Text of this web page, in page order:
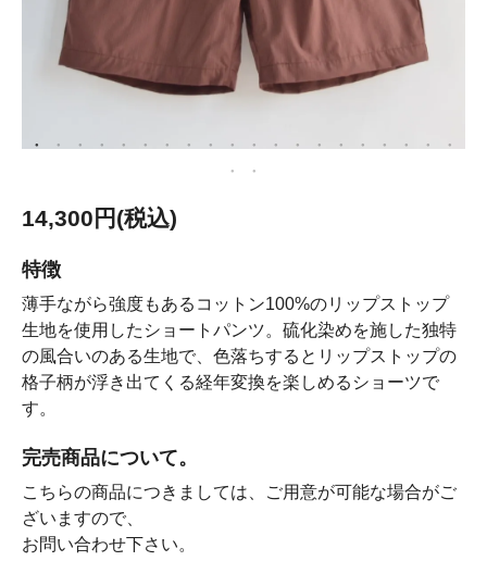
14,300円(税込)
特徴
薄手ながら強度もあるコットン100%のリップストップ
生地を使用したショートパンツ。硫化染めを施した独特
の風合いのある生地で、色落ちするとリップストップの
格子柄が浮き出てくる経年変換を楽しめるショーツで
す。
完売商品について。
こちらの商品につきましては、ご用意が可能な場合がご
ざいますので、
お問い合わせ下さい。